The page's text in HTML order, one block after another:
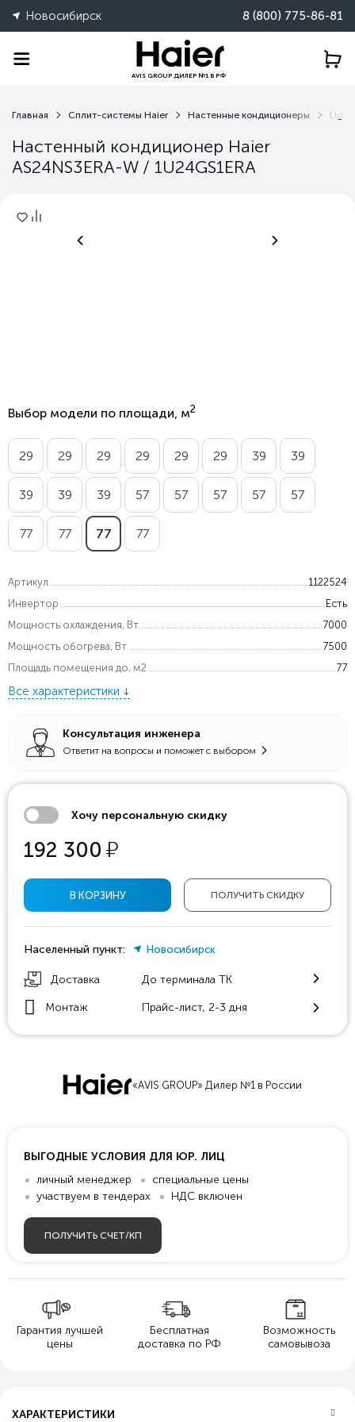
Новосибирск 8 (800) 775-86-81
AVIS GROUP ДИЛЕР №1 В РФ
Главная Сплит-системы Haier Настенные кондиционеры
Настенный кондиционер Haier
AS24NS3ERA-W / 1U24GS1ERA
Выбор модели по площади, м2
29 29 29 29 29 29 39 39
39 39 39 57 57 57 57 57
77 77 77 77
Артикул
1122524
Инвертор
Есть
Мощность охлаждения, Вт.
7000
Мощность обогрева, Вт
7500
Площадь помещения до, м2
77
Все характеристики
Консультация инженера
Ответит на вопросы и поможет с выбором
Хочу персональную скидку
192 300 у
ПОЛУЧИТЬ СКИДКУ
В КОРЗИНУ
Населенный пункт: Новосибирск
Доставка До терминала ТК
Монтаж Прайс-лист, 2-3 дня
«AVIS GROUP» Дилер №1 в России
ВЫГОДНЫЕ УСЛОВИЯ ДЛЯ ЮР. ЛИЦ
личный менеджер
специальные цены
участвуем в тендерах
НДС включен
ПОЛУЧИТЬ СЧЕТ/КП
Гарантия лучшей
цены
Бесплатная
доставка по РФ
Возможность
самовывоза
ХАРАКТЕРИСТИКИ